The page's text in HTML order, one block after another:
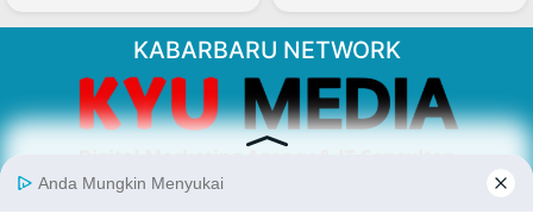
KABARBARU NETWORK
About Our Kabarbaru.co